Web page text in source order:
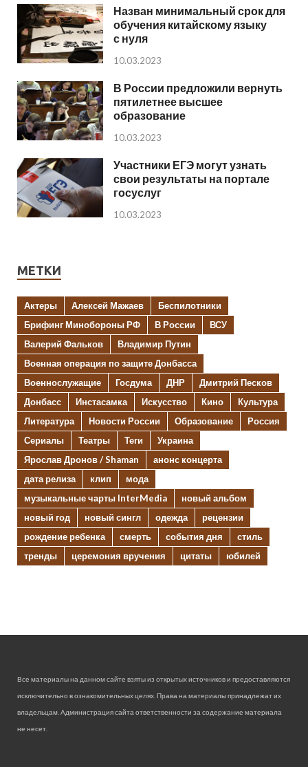
Назван минимальный срок для
обучения китайскому языку
с нуля
10.03.2023
В России предложили вернуть
пятилетнее высшее
образование
10.03.2023
Участники ЕГЭ могут узнать
свои результаты на портале
госуслуг
10.03.2023
МЕТКИ
Актеры Алексей Мажаев
Беспилотники
Брифинг Минобороны РФ
В России
ВСУ
Валерий Фальков
Владимир Путин
Военная операция по защите Донбасса
Военнослужащие
Госдума ДНР
Дмитрий Песков
Донбасс
Инстасамка Искусство Кино
Культура
Литература
Новости России Образование
Россия
Сериалы
Театры Теги
Украина
Ярослав Дронов / Shaman
анонс концерта
дата релиза
клип
мода
музыкальные чарты InterMedia
новый альбом
новый год
новый сингл одежда
рецензии
рождение ребенка
смерть события дня
стиль
тренды
церемония вручения цитаты юбилей
Все материалы на данном сайте взяты из открытых источников и предоставляются
исключительно в ознакомительных целях. Права на материалы принадлежат их
владельцам. Администрация сайта ответственности за содержание материала
не несет.